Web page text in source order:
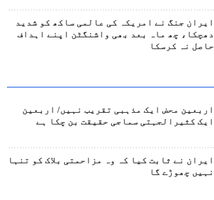
ایران جنگ نے امریکہ کی عالمی ساکھ کو شدید
دھچکا، چھ ماہ بعد بھی واشنگٹن اپنے اہداف
حاصل نہ کرسکا
اربعین محض ایک مذہبی تقریب نہیں/ اربعین
ایک کثیرالجہتی سماجی حقیقت بن چکا ہے
ایران نے ثابت کیا کہ وہ مزاحمتی بلاک کو تنہا
نہیں چھوڑے گا